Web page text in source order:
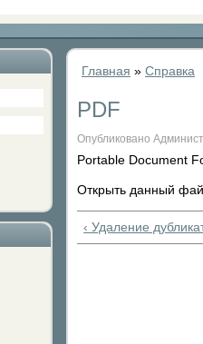
Главная » Справка
PDF
Опубликовано
Portable Document
Открыть данный
‹ Удаление